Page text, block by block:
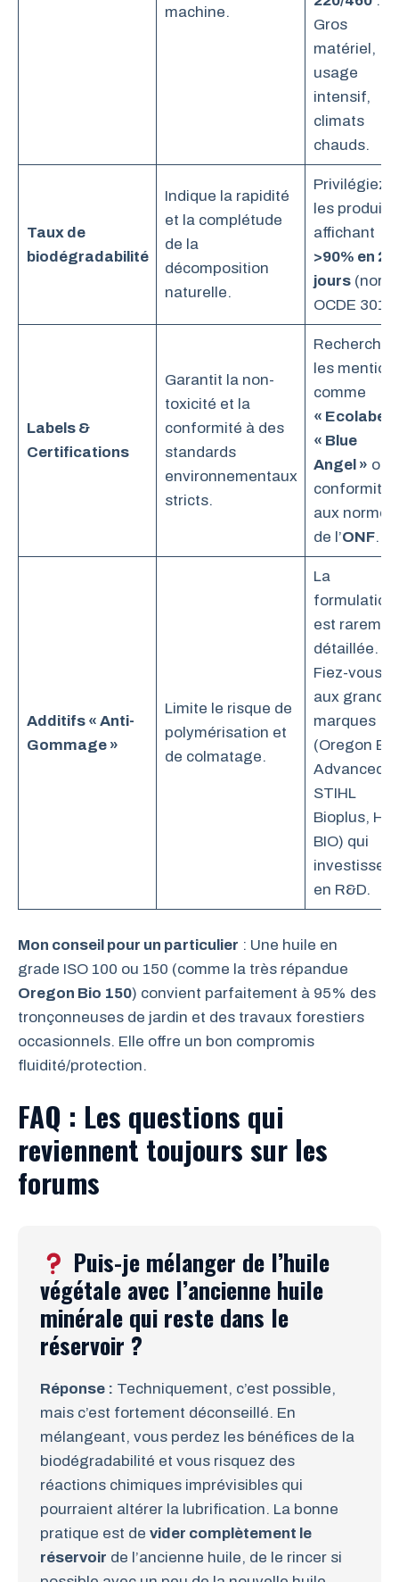
machine.
Gros
matériel,
usage
intensif,
climats
chauds.
Taux de
biodégradabilité
Indique la rapidité
et la complétude
de la
décomposition
naturelle.
Privilégiez
les produits
affichant
>90% en 21
jours
OCDE
Labels &
Certifications
Garantit la non-
toxicité et la
conformité à des
standards
environnementaux
stricts.
Recherchez
les
comme
« Ecolabel
« Blue
Angel » ou
conformité
aux normes
de l’ONF.
Additifs « Anti-
Gommage »
Limite le risque de
polymérisation et
de colmatage.
La
formulation
est
détaillée.
Fiez-vous
aux
marques
(Oregon Bio
Advanced,
STIHL
Bioplus, HC
BIO) qui
investissent
en R&D.
Mon conseil pour un particulier : Une huile en
grade ISO 100 ou 150 (comme la très répandue
Oregon Bio 150) convient parfaitement à 95% des
tronçonneuses de jardin et des travaux forestiers
occasionnels. Elle offre un bon compromis
fluidité/protection.
FAQ : Les questions qui
reviennent toujours sur les
forums
Puis-je mélanger de l’huile
végétale avec l’ancienne huile
minérale qui reste dans le
réservoir ?
Réponse : Techniquement, c’est possible,
mais c’est fortement déconseillé. En
mélangeant, vous perdez les bénéfices de la
biodégradabilité et vous risquez des
réactions chimiques imprévisibles qui
pourraient altérer la lubrification. La bonne
pratique est de vider complètement le
réservoir de l’ancienne huile, de le rincer si